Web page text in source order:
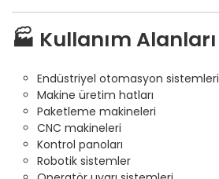
🏭 Kullanım Alanları
Endüstriyel otomasyon sistemleri
Makine üretim hatları
Paketleme makineleri
CNC makineleri
Kontrol panoları
Robotik sistemler